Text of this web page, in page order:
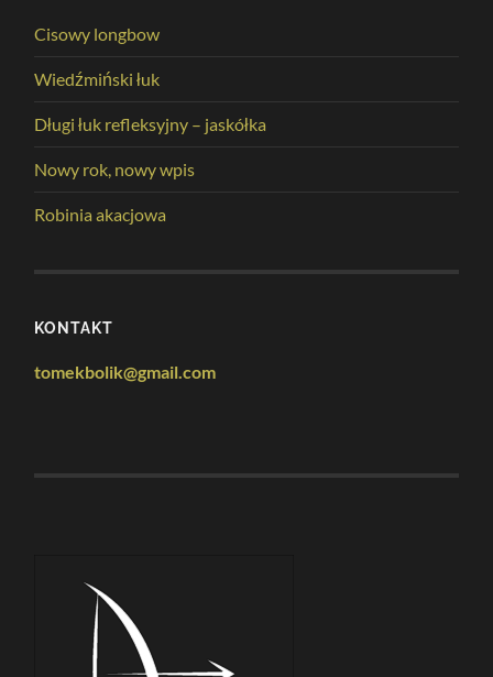
Cisowy longbow
Wiedźmiński łuk
Długi łuk refleksyjny – jaskółka
Nowy rok, nowy wpis
Robinia akacjowa
KONTAKT
tomekbolik@gmail.com